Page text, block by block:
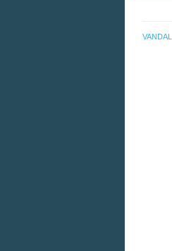
VANDAL